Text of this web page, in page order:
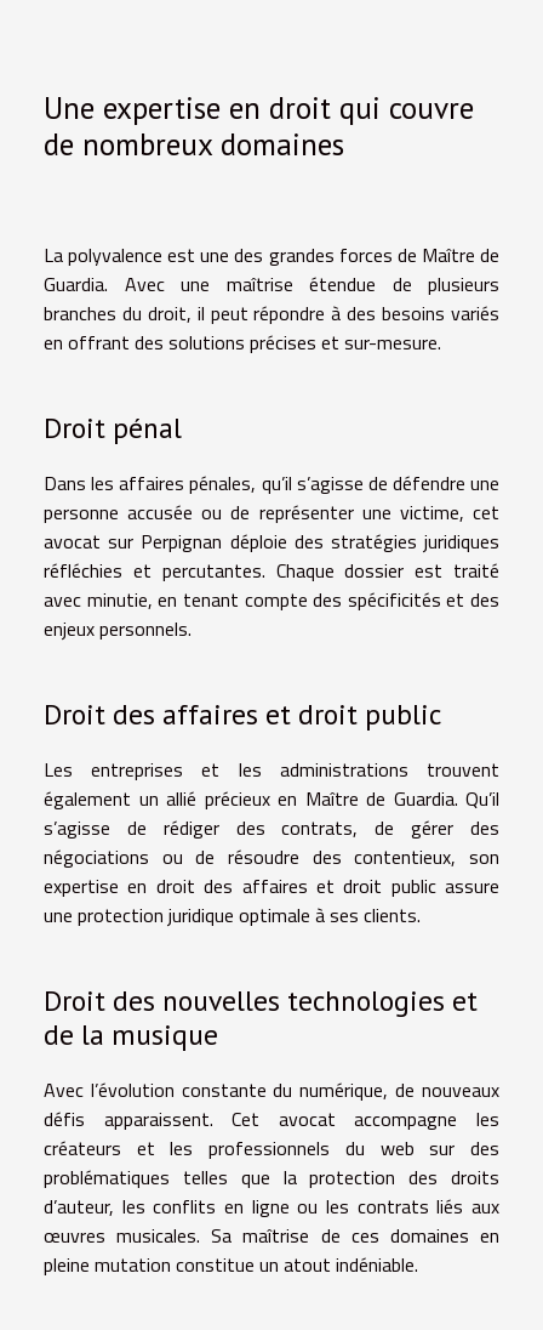
Une expertise en droit qui couvre
de nombreux domaines
La polyvalence est une des grandes forces de Maître de
Guardia. Avec une maîtrise étendue de plusieurs
branches du droit, il peut répondre à des besoins variés
en offrant des solutions précises et sur-mesure.
Droit pénal
Dans les affaires pénales, qu’il s’agisse de défendre une
personne accusée ou de représenter une victime, cet
avocat sur Perpignan déploie des stratégies juridiques
réfléchies et percutantes. Chaque dossier est traité
avec minutie, en tenant compte des spécificités et des
enjeux personnels.
Droit des affaires et droit public
Les entreprises et les administrations trouvent
également un allié précieux en Maître de Guardia. Qu’il
s’agisse de rédiger des contrats, de gérer des
négociations ou de résoudre des contentieux, son
expertise en droit des affaires et droit public assure
une protection juridique optimale à ses clients.
Droit des nouvelles technologies et
de la musique
Avec l’évolution constante du numérique, de nouveaux
défis apparaissent. Cet avocat accompagne les
créateurs et les professionnels du web sur des
problématiques telles que laprotection des droits
d’auteur, lesconflits en ligne ou les contrats liés aux
œuvres musicales. Sa maîtrise de ces domaines en
pleine mutation constitue un atout indéniable.